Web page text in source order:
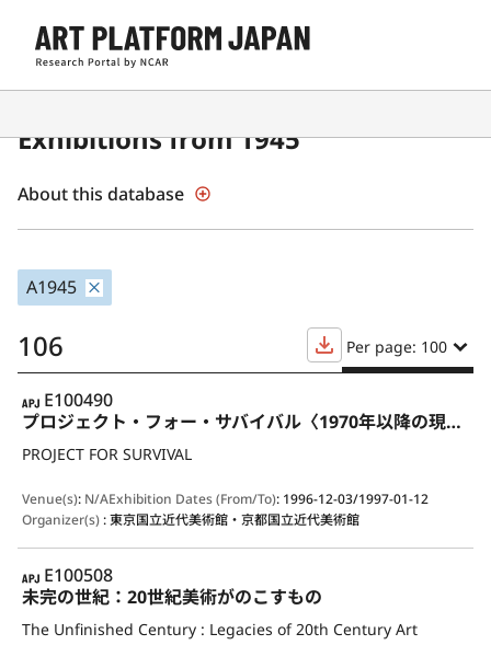
Contemporary Japanese Art
Exhibitions from 1945
About this database
A1945
106 Per page: 100
APJ
E100490
プロジェクト・フォー・サバイバル〈1970年以降の現代美術再訪：プロジェクティブ [意志的・投企的] な実践の再発見に向けて〉
PROJECT FOR SURVIVAL
Venue(s): N/AExhibition Dates (From/To): 1996-12-03/1997-01-12
Organizer(s):東京国立近代美術館・京都国立近代美術館
APJ
E100508
未完の世紀：20世紀美術がのこすもの
The Unfinished Century : Legacies of 20th Century Art